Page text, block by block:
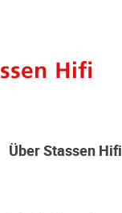
Über Stassen Hifi